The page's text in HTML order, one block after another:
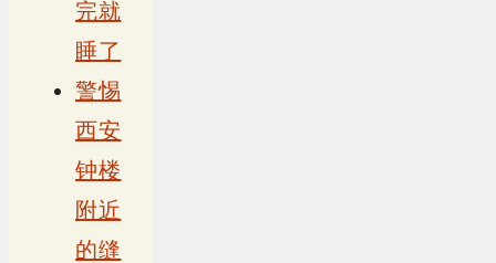
完就
睡了
警惕
西安
钟楼
附近
的缝